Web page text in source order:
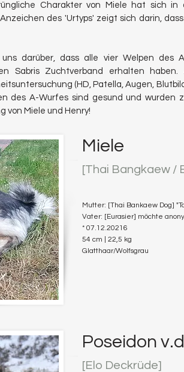
Charakter von Miele hat sich in
des 'Urtyps' zeigt sich darin,
darüber, dass alle vier Welpen des
Sabris Zuchtverband erhalten
(HD, Patella, Augen,
des A-Wurfes sind gesund und wurden
von Miele und Henry!
Miele
[Thai Bangkaew /
Mutter: [Thai Bankaew Dog]
Vater: [Eurasier] möchte
* 07.12.20216
54 cm | 22,5 kg
Glatthaar/Wolfsgrau
Poseidon
[Elo Deckrüde]